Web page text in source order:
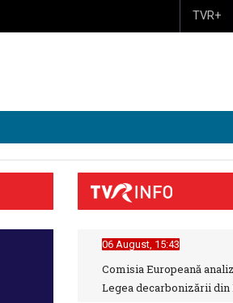
TVR+
06 August, 15:43
Comisia Europeană
Legea decarbonizării din